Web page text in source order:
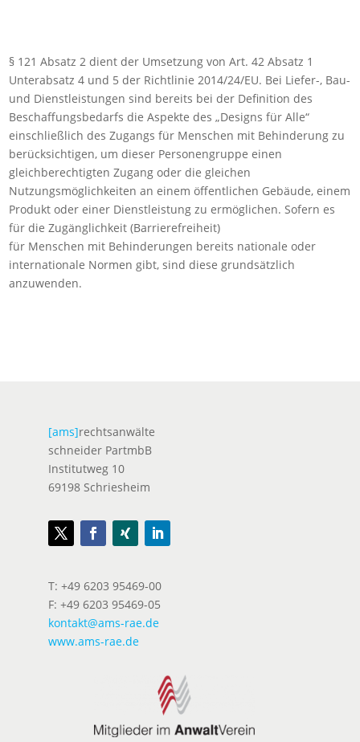
§ 121 Absatz 2 dient der Umsetzung von Art. 42 Absatz 1
Unterabsatz 4 und 5 der Richtlinie 2014/24/EU. Bei Liefer-, Bau-
und Dienstleistungen sind bereits bei der Definition des
Beschaffungsbedarfs die Aspekte des „Designs für Alle“
einschließlich des Zugangs für Menschen mit Behinderung zu
berücksichtigen, um dieser Personengruppe einen
gleichberechtigten Zugang oder die gleichen
Nutzungsmöglichkeiten an einem öffentlichen Gebäude, einem
Produkt oder einer Dienstleistung zu ermöglichen. Sofern es
für die Zugänglichkeit (Barrierefreiheit)
für Menschen mit Behinderungen bereits nationale oder
internationale Normen gibt, sind diese grundsätzlich
anzuwenden.
[ams]rechtsanwälte
schneider PartmbB
Institutweg 10
69198 Schriesheim
T: +49 6203 95469-00
F: +49 6203 95469-05
kontakt@ams-rae.de
www.ams-rae.de